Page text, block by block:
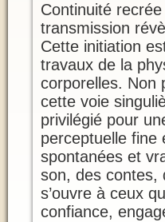
Continuité
transmission
Cette initiation
travaux de la
corporelles. Non
cette voie
privilégié pour
perceptuelle fine
spontanées et
son, des contes,
s’ouvre à ceux
confiance,